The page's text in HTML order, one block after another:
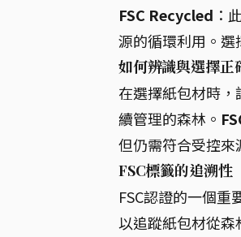
FSC Recycled ：
源的循環利用。選
如何辨識與選擇正
在選擇紙包材時，
續管理的森林。
但仍需符合受控
FSC標籤的追溯性
FSC認證的一個重
以追蹤紙包材從